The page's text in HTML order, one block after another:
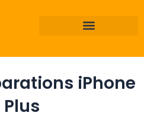
iPhone
Plus